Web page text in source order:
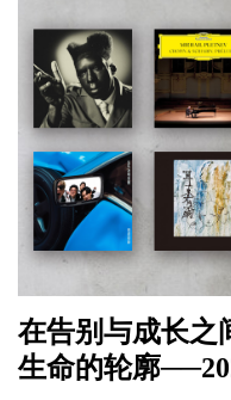
在告别与成长之
生命的轮廓